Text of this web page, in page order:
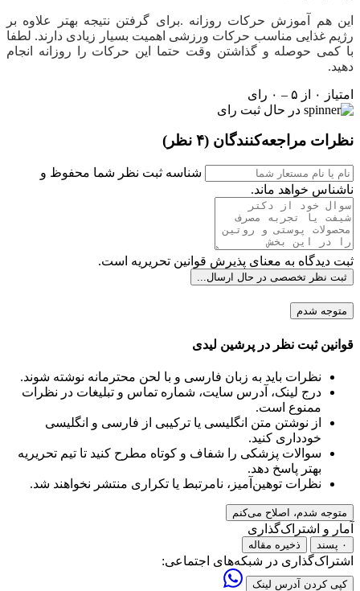
این هم آموزش حرکات روزانه .برای گرفتن نتیجه بهتر علاوه بر
رژیم غذایی مناسب حرکات ورزشی اهمیت بسیار زیادی دارند. لطفا
با کمی حوصله و گذاشتن وقت حتما این حرکات را روزانه انجام
دهید.
امتیاز ۰ از ۵ – ۰ رای
در حال ثبت رای
نظرات مراجعه‌کنندگان (۴ نظر)
شناسه ثبت نظر شما محفوظ و
ناشناس خواهد ماند.
ثبت دیدگاه به معنای پذیرش قوانین تحریریه است.
ثبت نظر تخصصی در حال ارسال...
متوجه شدم
قوانین ثبت نظر در پرشین لیدی
نظرات باید به زبان فارسی و با لحن محترمانه نوشته شوند.
درج لینک، آدرس سایت، شماره تماس و تبلیغات در نظرات
ممنوع است.
از نوشتن متن انگلیسی یا ترکیبی از فارسی و انگلیسی
خودداری کنید.
سوالات پزشکی را شفاف و کوتاه مطرح کنید تا تیم تحریریه
بهتر پاسخ دهد.
نظرات توهین‌آمیز، نامرتبط یا تکراری منتشر نخواهند شد.
متوجه شدم، اصلاح می‌کنم
آمار و اشتراک‌گذاری
۰ پسند ذخیره مقاله
اشتراک‌گذاری در شبکه‌های اجتماعی:
کپی کردن آدرس لینک